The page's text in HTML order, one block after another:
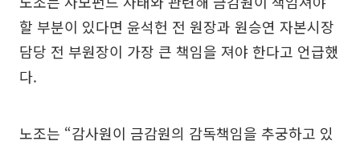
할 부분이 있다면 윤석헌 전 원장과 원승연 자본시장
담당 전 부원장이 가장 큰 책임을 져야 한다고 언급했
다.
노조는 “감사원이 금감원의 감독책임을 추궁하고 있